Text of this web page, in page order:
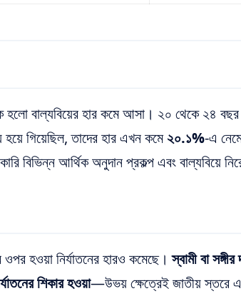
হলো বাল্যবিয়ের হার কমে আসা। ২০ থেকে ২৪
গিয়েছিল, তাদের হার এখন কমে২০.১%-এ
বিভিন্ন আর্থিক অনুদান প্রকল্প এবং বাল্যবিয়ে
ওপর হওয়া নির্যাতনের হারও কমেছে।স্বামী বা
শিকার হওয়া—উভয় ক্ষেত্রেই জাতীয় স্তরে